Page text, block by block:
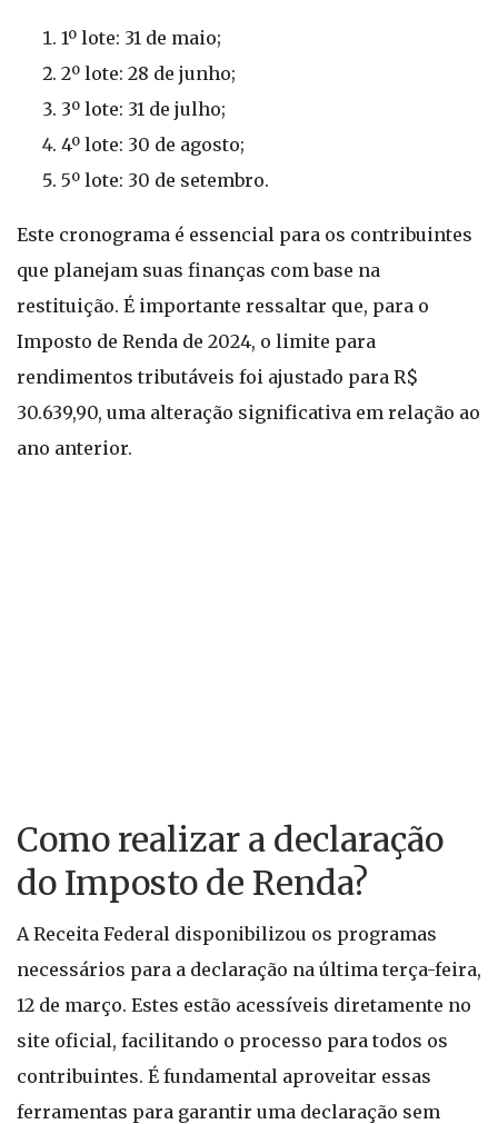
1º lote: 31 de maio;
2º lote: 28 de junho;
3º lote: 31 de julho;
4º lote: 30 de agosto;
5º lote: 30 de setembro.
Este cronograma é essencial para os contribuintes
que planejam suas finanças com base na
restituição. É importante ressaltar que, para o
Imposto de Renda de 2024, o limite para
rendimentos tributáveis foi ajustado para R$
30.639,90, uma alteração significativa em relação ao
ano anterior.
Como realizar a declaração
do Imposto de Renda?
A Receita Federal disponibilizou os programas
necessários para a declaração na última terça-feira,
12 de março. Estes estão acessíveis diretamente no
site oficial, facilitando o processo para todos os
contribuintes. É fundamental aproveitar essas
ferramentas para garantir uma declaração sem